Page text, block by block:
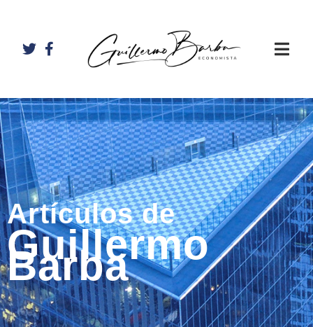
Artículos de
Guillermo
Barba